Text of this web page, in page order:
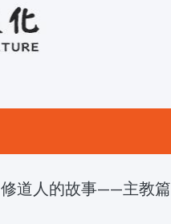
修道人的故事——主教篇